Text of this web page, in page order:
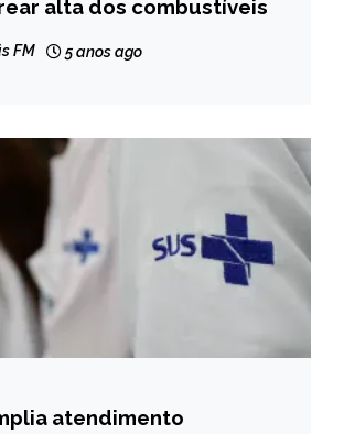
alta dos combustíveis
FM 5 anos ago
atendimento